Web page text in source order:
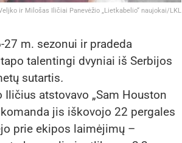
ir Milošas Iličiai Panevėžio „Lietkabelio“ naujokai/LKL
27 m. sezonui ir pradeda
talentingi dvyniai iš Serbijos
sutartis.
atstovavo „Sam Houston
jis iškovojo 22 pergales
prie ekipos laimėjimų –